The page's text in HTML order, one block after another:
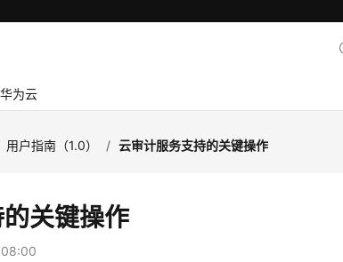
为云
用户指南（1.0） / 云审计服务支持的关键操作
关键操作